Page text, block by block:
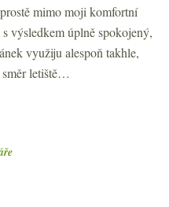
mimo moji komfortní
výsledkem úplně spokojený,
využiju alespoň takhle,
směr letiště…